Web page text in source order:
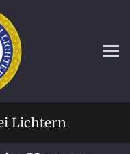
Lichtern